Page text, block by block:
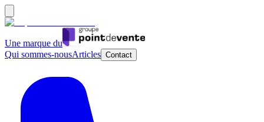
Une marque du
Qui sommes-nousArticles Contact